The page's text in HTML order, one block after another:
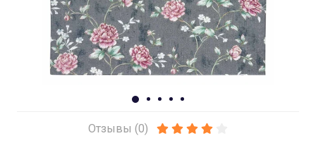
Отзывы (0)